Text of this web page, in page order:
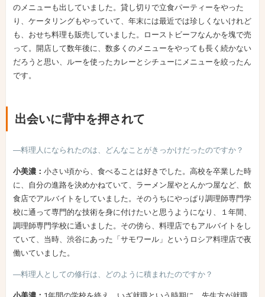
のメニューも出していました。貸し切りで立食パーティーをやった
り、ケータリングもやっていて、年末には最近では珍しくないけれど
も、おせち料理も販売していました。ローストビーフなんかを塊で売
って。開店して数年後に、数多くのメニューをやっても長く続かない
だろうと思い、ルーを使ったカレーとシチューにメニューを絞ったん
です。
出会いに背中を押されて
―料理人になられたのは、どんなことがきっかけだったのですか？
小美濃： 小さい頃から、食べることは好きでした。高校を卒業した時
に、自分の進路を決めかねていて、ラーメン屋やとんかつ屋など、飲
食店でアルバイトをしていました。そのうちにやっぱり調理師専門学
校に通って専門的な技術を身に付けたいと思うようになり、１年間、
調理師専門学校に通いました。その傍ら、料理店でもアルバイトをし
ていて、当時、渋谷にあった「サモワール」というロシア料理店で夜
働いていました。
―料理人としての修行は、どのように積まれたのですか？